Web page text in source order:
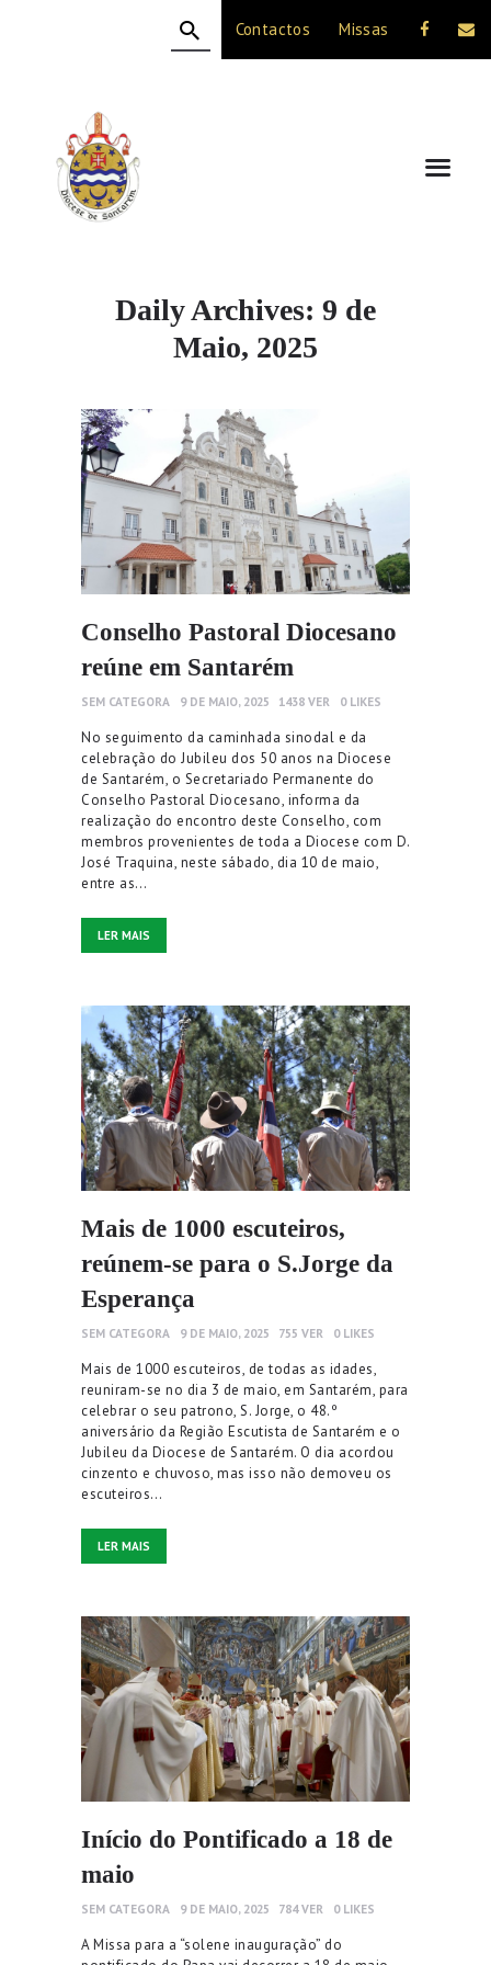
Contactos Missas
Daily Archives: 9 de
Maio, 2025
A DIOCESE
CELEBRAÇÃO
VIDA CRISTÃ
NOTÍCIAS
Conselho Pastoral Diocesano
reúne em Santarém
SEM CATEGORA 9 DE MAIO, 2025 1438 VER 0 LIKES
No seguimento da caminhada sinodal e da
celebração do Jubileu dos 50 anos na Diocese
de Santarém, o Secretariado Permanente do
Conselho Pastoral Diocesano, informa da
realização do encontro deste Conselho, com
membros provenientes de toda a Diocese com D.
José Traquina, neste sábado, dia 10 de maio,
entre as…
LER MAIS
Mais de 1000 escuteiros,
reúnem-se para o S.Jorge da
Esperança
SEM CATEGORA 9 DE MAIO, 2025 755 VER 0 LIKES
Mais de 1000 escuteiros, de todas as idades,
reuniram-se no dia 3 de maio, em Santarém, para
celebrar o seu patrono, S. Jorge, o 48.º
aniversário da Região Escutista de Santarém e o
Jubileu da Diocese de Santarém. O dia acordou
cinzento e chuvoso, mas isso não demoveu os
escuteiros…
LER MAIS
Início do Pontificado a 18 de
maio
SEM CATEGORA 9 DE MAIO, 2025 784VER 0 LIKES
A Missa para a “solene inauguração” do